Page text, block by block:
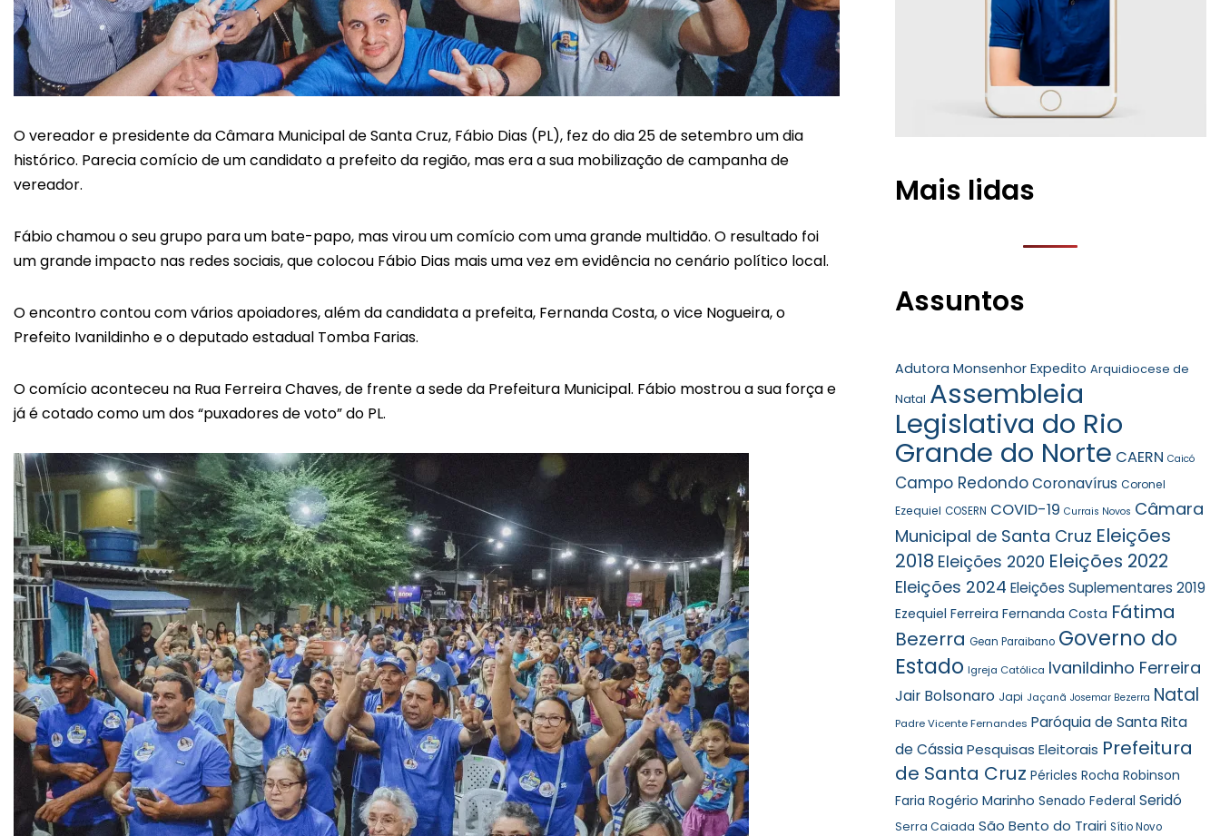
O vereador e presidente da Câmara Municipal de Santa Cruz, Fábio Dias (PL), fez do dia 25 de setembro um dia
histórico. Parecia comício de um candidato a prefeito da região, mas era a sua mobilização de campanha de
vereador.
Fábio chamou o seu grupo para um bate-papo, mas virou um comício com uma grande multidão. O resultado foi
um grande impacto nas redes sociais, que colocou Fábio Dias mais uma vez em evidência no cenário político local.
O encontro contou com vários apoiadores, além da candidata a prefeita, Fernanda Costa, o vice Nogueira, o
Prefeito Ivanildinho e o deputado estadual Tomba Farias.
O comício aconteceu na Rua Ferreira Chaves, de frente a sede da Prefeitura Municipal. Fábio mostrou a sua força e
já é cotado como um dos “puxadores de voto” do PL.
Mais lidas
Assuntos
Adutora Monsenhor Expedito Arquidiocese de
Natal Assembleia
Legislativa do Rio
Grande do Norte CAERN Caicó
Campo Redondo Coronavírus Coronel
Ezequiel COSERN COVID-19 Currais Novos Câmara
Municipal de Santa Cruz Eleições
2018 Eleições 2020 Eleições 2022
Eleições 2024 Eleições Suplementares 2019
Ezequiel Ferreira Fernanda Costa Fátima
Bezerra Gean Paraibano Governo do
Estado Igreja Católica Ivanildinho Ferreira
Jair Bolsonaro Japi Jaçanã Josemar Bezerra Natal
Padre Vicente Fernandes Paróquia de Santa Rita
de Cássia Pesquisas Eleitorais Prefeitura
de Santa Cruz Péricles Rocha Robinson
Faria Rogério Marinho Senado Federal Seridó
Serra Caiada São Bento do Trairi Sítio Novo